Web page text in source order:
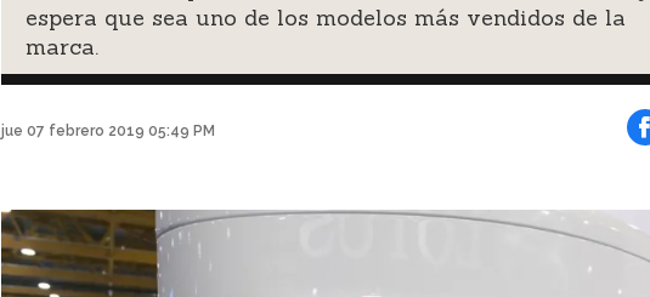
espera que sea uno de los modelos más vendidos de la
marca.
jue 07 febrero 2019 05:49 PM